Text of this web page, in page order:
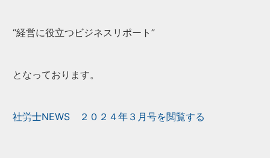
“経営に役立つビジネスリポート”
となっております。
社労士NEWS ２０２４年３月号を閲覧する